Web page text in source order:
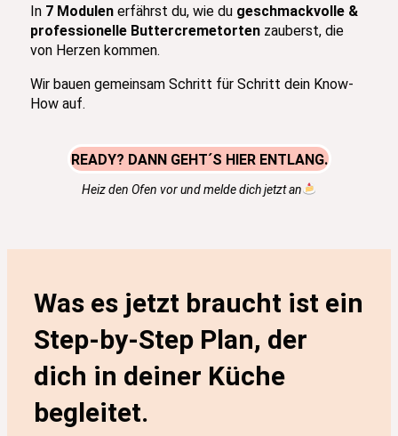
In 7 Modulen erfährst du, wie du geschmackvolle &
professionelle Buttercremetorten zauberst, die
von Herzen kommen.
Wir bauen gemeinsam Schritt für Schritt dein Know-
How auf.
READY? DANN GEHT´S HIER ENTLANG.
Heiz den Ofen vor und melde dich jetzt an
Was es jetzt braucht ist ein
Step-by-Step Plan, der
dich in deiner Küche
begleitet.